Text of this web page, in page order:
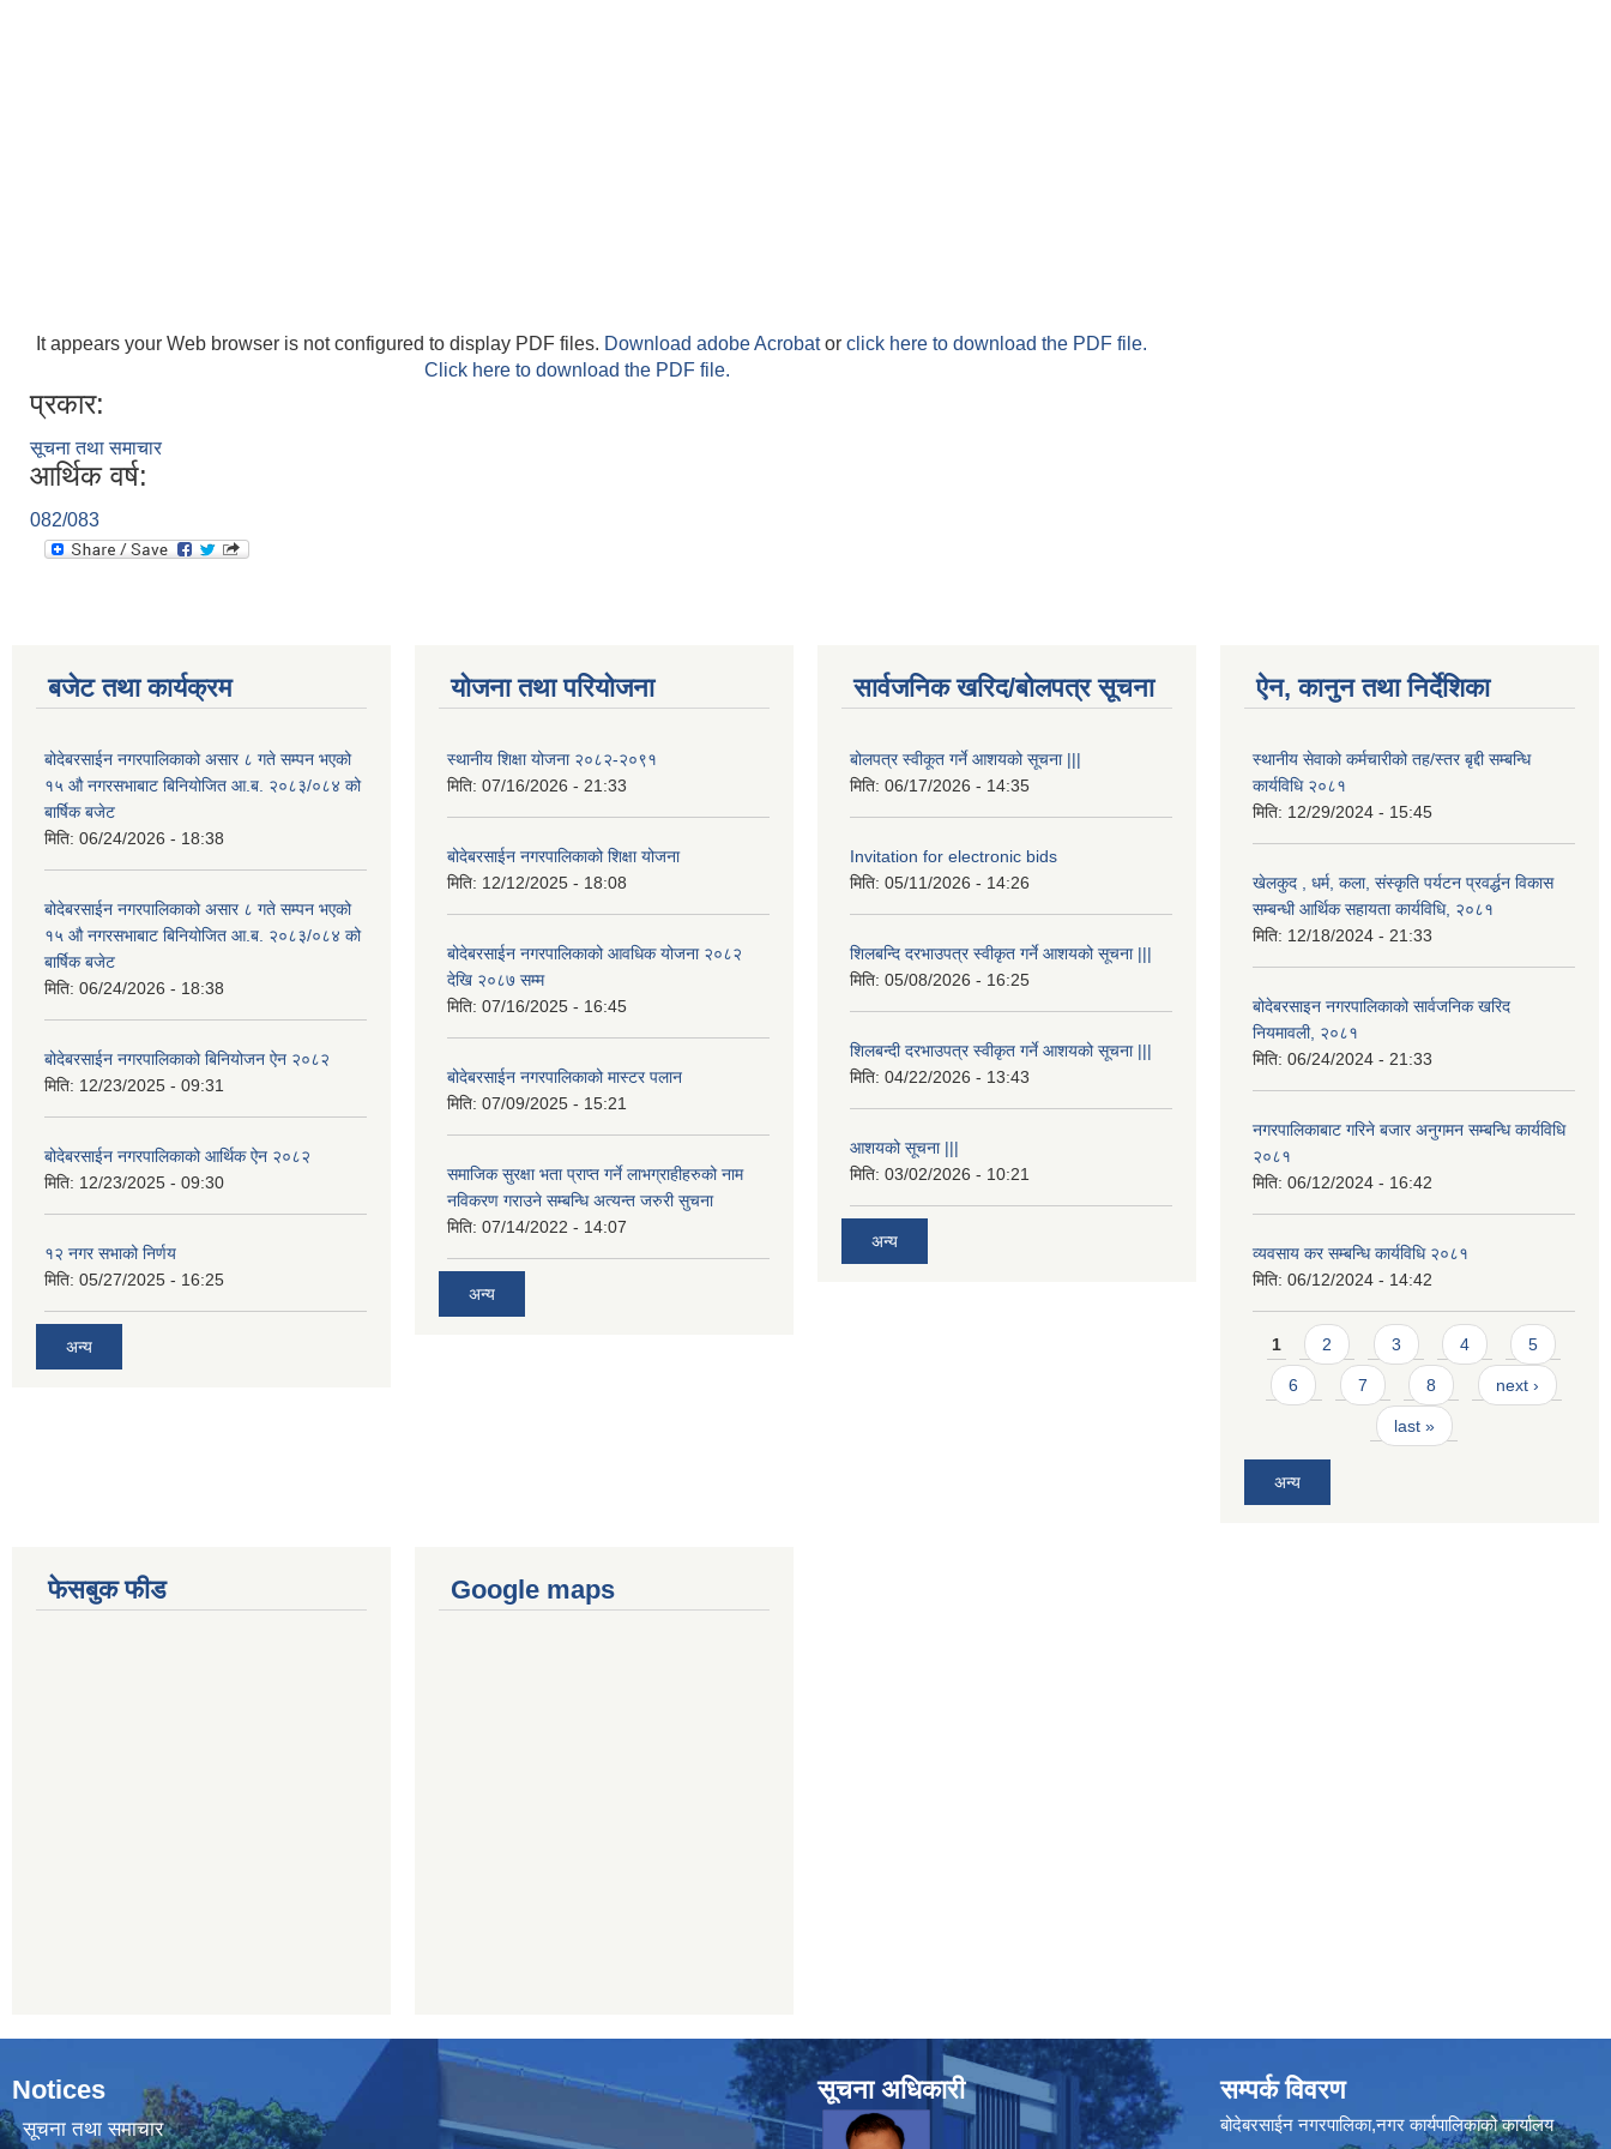
It appears your Web browser is not configured to display PDF files. Download adobe Acrobator click here to download the PDF file.
Click here to download the PDF file.
प्रकार:
सूचना तथा समाचार
आर्थिक वर्ष:
082/083
बजेट तथा कार्यक्रम
बोदेबरसाईन नगरपालिकाको असार ८ गते सम्पन भएको
१५ ‍‍‍औ नगरसभाबाट बिनियोजित आ.ब. २०८३/०८४ को
बार्षिक बजेट
मिति: 06/24/2026 - 18:38
बोदेबरसाईन नगरपालिकाको असार ८ गते सम्पन भएको
१५ ‍‍‍औ नगरसभाबाट बिनियोजित आ.ब. २०८३/०८४ को
बार्षिक बजेट
मिति: 06/24/2026 - 18:38
बोदेबरसाईन नगरपालिकाको बिनियोजन ऐन २०८२
मिति: 12/23/2025 - 09:31
बोदेबरसाईन नगरपालिकाको आर्थिक ऐन २०८२
मिति: 12/23/2025 - 09:30
१२ नगर सभाको निर्णय
मिति: 05/27/2025 - 16:25
अन्य
योजना तथा परियोजना
स्थानीय शिक्षा योजना २०८२-२०९१
मिति: 07/16/2026 - 21:33
बोदेबरसाईन नगरपालिकाको शिक्षा योजना
मिति: 12/12/2025 - 18:08
बोदेबरसाईन नगरपालिकाको आवधिक योजना २०८२
देखि २०८७ सम्म
मिति: 07/16/2025 - 16:45
बोदेबरसाईन नगरपालिकाको मास्टर पलान
मिति: 07/09/2025 - 15:21
समाजिक सुरक्षा भता प्राप्त गर्ने लाभग्राहीहरुको नाम
नविकरण गराउने सम्बन्धि अत्यन्त जरुरी सुचना
मिति: 07/14/2022 - 14:07
अन्य
सार्वजनिक खरिद/बोलपत्र सूचना
बोलपत्र स्वीकूत गर्ने आशयको सूचना |||
मिति: 06/17/2026 - 14:35
Invitation for electronic bids
मिति: 05/11/2026 - 14:26
शिलबन्दि दरभाउपत्र स्वीकृत गर्ने आशयको सूचना |||
मिति: 05/08/2026 - 16:25
शिलबन्दी दरभाउपत्र स्वीकृत गर्ने आशयको सूचना |||
मिति: 04/22/2026 - 13:43
आशयको सूचना |||
मिति: 03/02/2026 - 10:21
अन्य
ऐन, कानुन तथा निर्देशिका
स्थानीय सेवाको कर्मचारीको तह/स्तर बृद्दी सम्बन्धि
कार्यविधि २०८१
मिति: 12/29/2024 - 15:45
खेलकुद , धर्म, कला, संस्कृति पर्यटन प्रवर्द्धन विकास
सम्बन्धी आर्थिक सहायता कार्यविधि, २०८१
मिति: 12/18/2024 - 21:33
बोदेबरसाइन नगरपालिकाको सार्वजनिक खरिद
नियमावली, २०८१
मिति: 06/24/2024 - 21:33
नगरपालिकाबाट गरिने बजार अनुगमन सम्बन्धि कार्यविधि
२०८१
मिति: 06/12/2024 - 16:42
व्यवसाय कर सम्बन्धि कार्यविधि २०८१
मिति: 06/12/2024 - 14:42
Pages
1 2 3 4 5
6 7 8 next ›
last »
अन्य
फेसबुक फीड Google maps
Notices
सूचना तथा समाचार
सूचना अधिकारी सम्पर्क विवरण
बोदेबरसाईन नगरपालिका,नगर कार्यपालिकाको कार्यालय